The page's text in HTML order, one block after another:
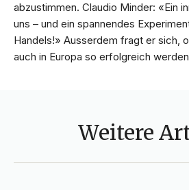
abzustimmen. Claudio Minder: «Ein
uns – und ein spannendes
Handels!» Ausserdem fragt er sich,
auch in Europa so erfolgreich
Weitere